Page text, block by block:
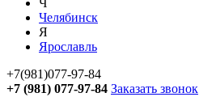
Ч
Челябинск
Я
Ярославль
+7(981)077-97-84
+7 (981) 077-97-84 Заказать звонок